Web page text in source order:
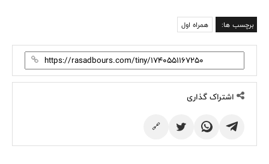
برچسب ها: همراه اول
اشتراک گذاری
🔗